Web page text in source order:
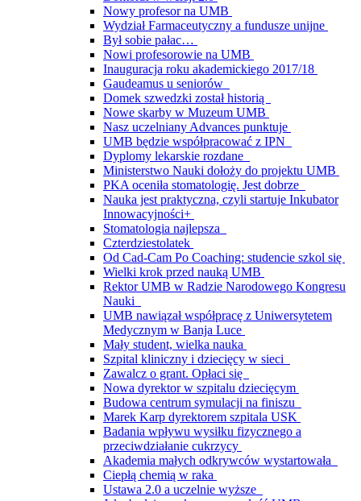
Nowy profesor na UMB
Wydział Farmaceutyczny a fundusze unijne
Był sobie pałac…
Nowi profesorowie na UMB
Inauguracja roku akademickiego 2017/18
Gaudeamus u seniorów
Domek szwedzki został historią
Nowe skarby w Muzeum UMB
Nasz uczelniany Advances punktuje
UMB będzie współpracować z IPN
Dyplomy lekarskie rozdane
Ministerstwo Nauki dołoży do projektu UMB
PKA oceniła stomatologię. Jest dobrze
Nauka jest praktyczna, czyli startuje Inkubator
Innowacyjności+
Stomatologia najlepsza
Czterdziestolatek
Od Cad-Cam Po Coaching: studencie szkol się
Wielki krok przed nauką UMB
Rektor UMB w Radzie Narodowego Kongresu
Nauki
UMB nawiązał współpracę z Uniwersytetem
Medycznym w Banja Luce
Mały student, wielka nauka
Szpital kliniczny i dziecięcy w sieci
Zawalcz o grant. Opłaci się
Nowa dyrektor w szpitalu dziecięcym
Budowa centrum symulacji na finiszu
Marek Karp dyrektorem szpitala USK
Badania wpływu wysiłku fizycznego a
przeciwdziałanie cukrzycy
Akademia małych odkrywców wystartowała
Ciepłą chemią w raka
Ustawa 2.0 a uczelnie wyższe